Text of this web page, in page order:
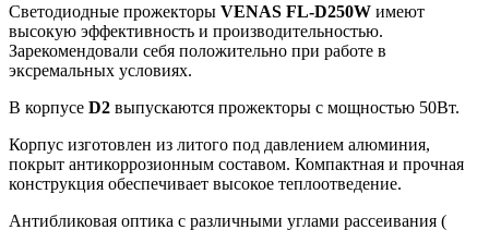
Светодиодные прожекторы VENAS FL-D250W имеют
высокую эффективность и производительностью.
Зарекомендовали себя положительно при работе в
эксремальных условиях.
В корпусе D2 выпускаются прожекторы с мощностью 50Вт.
Корпус изготовлен из литого под давлением алюминия,
покрыт антикоррозионным составом. Компактная и прочная
конструкция обеспечивает высокое теплоотведение.
Антибликовая оптика с различными углами рассеивания (